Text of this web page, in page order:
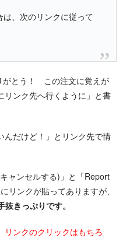
、次のリンクに従って
がとう！ この注文に覚えが
リンク先へ行くように」と書
んだけど！」とリンク先で情
ャンセルする)」と「Report
リンクが貼ってありますが、
きっぷりです。
リンクのクリックはもちろ